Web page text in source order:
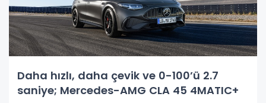
Daha hızlı, daha çevik ve 0-100’ü 2.7
saniye; Mercedes-AMG CLA 45 4MATIC+